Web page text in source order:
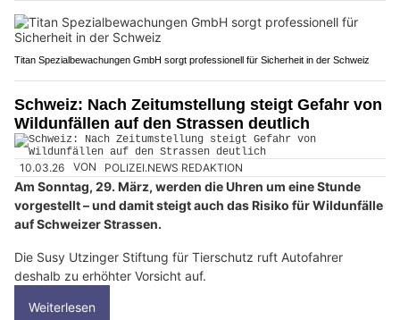
Titan Spezialbewachungen GmbH sorgt professionell für Sicherheit in der Schweiz
Schweiz: Nach Zeitumstellung steigt Gefahr von
Wildunfällen auf den Strassen deutlich
10.03.26 VON POLIZEI.NEWS REDAKTION
Am Sonntag, 29. März, werden die Uhren um eine Stunde
vorgestellt – und damit steigt auch das Risiko für Wildunfälle
auf Schweizer Strassen.
Die Susy Utzinger Stiftung für Tierschutz ruft Autofahrer
deshalb zu erhöhter Vorsicht auf.
Weiterlesen